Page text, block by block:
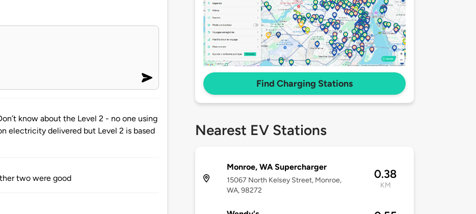
know about the Level 2 - no one using
electricity delivered but Level 2 is based
two were good
Find Charging Stations
Nearest EV Stations
Monroe, WA Supercharger
15067 North Kelsey Street, Monroe,
WA, 98272
0.38
KM